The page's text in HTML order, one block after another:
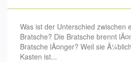
Was ist der Unterschied zwischen
Bratsche? Die Bratsche brennt
Bratsche lÃ¤nger? Weil sie
Kasten ist...